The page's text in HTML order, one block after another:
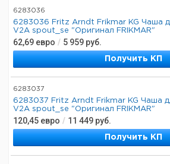
6283036
6283036 Fritz Arndt Frikmar KG Чаша
V2A spout_se "Оригинал FRIKMAR"
62,69 евро / 5 959 руб.
Получить КП
6283037
6283037 Fritz Arndt Frikmar KG Чаша
V2A spout_se "Оригинал FRIKMAR"
120,45 евро / 11 449 руб.
Получить КП